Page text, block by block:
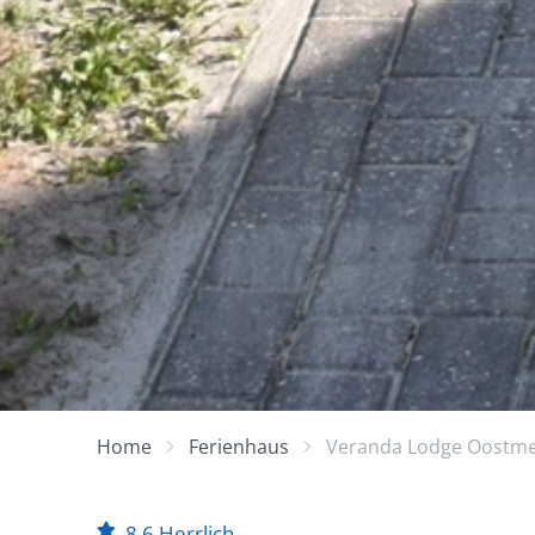
Home Ferienhaus Veranda Lodge